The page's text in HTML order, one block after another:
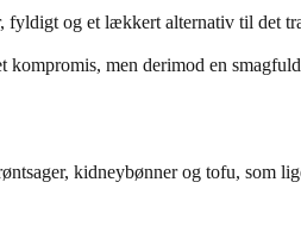
og et lækkert alternativ til det
men derimod en
kidneybønner og tofu, som